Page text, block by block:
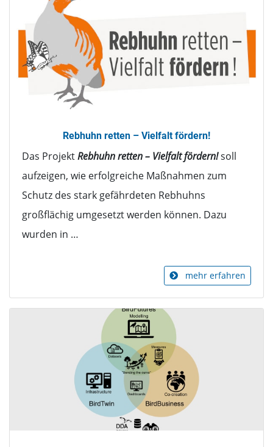
Rebhuhn retten – Vielfalt fördern!
Das ProjektRebhuhn retten – Vielfalt fördern!soll
aufzeigen, wie erfolgreiche Maßnahmen zum
Schutz des stark gefährdeten Rebhuhns
großflächig umgesetzt werden können. Dazu
wurden in …
mehr erfahren